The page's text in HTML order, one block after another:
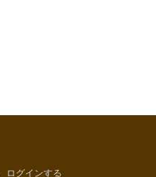
ログインする